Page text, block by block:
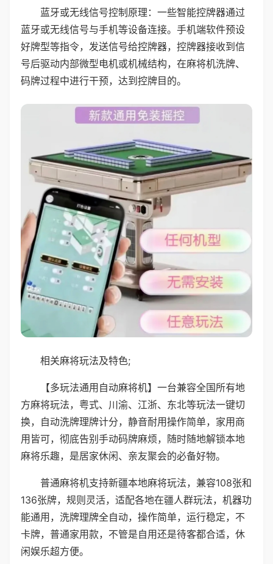
蓝牙或无线信号控制原理：一些智能控牌器通过
蓝牙或无线信号与手机等设备连接。手机端软件预设
好牌型等指令，发送信号给控牌器，控牌器接收到信
号后驱动内部微型电机或机械结构，在麻将机洗牌、
码牌过程中进行干预，达到控牌目的。
相关麻将玩法及特色;
【多玩法通用自动麻将机】一台兼容全国所有地
方麻将玩法，粤式、川渝、江浙、东北等玩法一键切
换，自动洗牌理牌计分，静音耐用操作简单，家用商
用皆可，彻底告别手动码牌麻烦，随时随地解锁本地
麻将乐趣，是居家休闲、亲友聚会的必备好物。
普通麻将机支持新疆本地麻将玩法，兼容108张和
136张牌，规则灵活，适配各地在疆人群玩法，机器功
能通用，洗牌理牌全自动，操作简单，运行稳定，不
卡牌，普通家用款，不管是自用还是待客都合适，休
闲娱乐超方便。